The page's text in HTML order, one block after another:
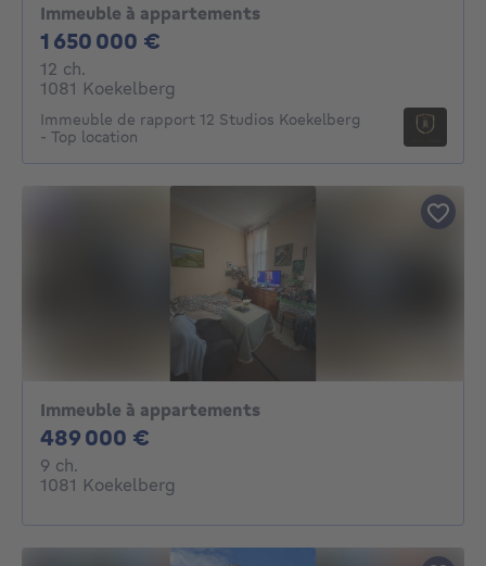
Immeuble à appartements
1 650 000 €
12 ch.
1081 Koekelberg
Immeuble de rapport 12 Studios Koekelberg
- Top location
Immeuble à appartements
489 000 €
9 ch.
1081 Koekelberg